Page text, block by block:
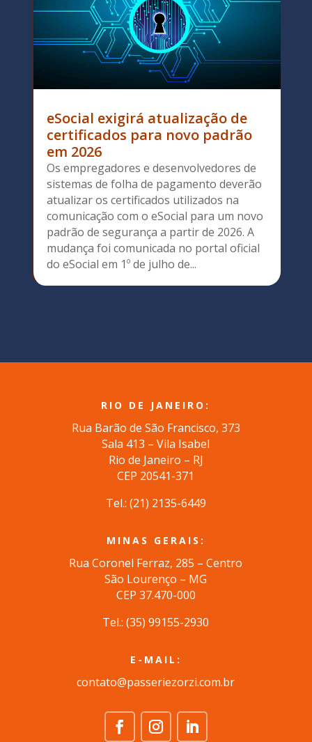
eSocial exigirá atualização de
certificados para novo padrão
em 2026
Os empregadores e desenvolvedores de
sistemas de folha de pagamento deverão
atualizar os certificados utilizados na
comunicação com o eSocial para um novo
padrão de segurança a partir de 2026. A
mudança foi comunicada no portal oficial
do eSocial em 1º de julho de...
RIO DE JANEIRO:
Rua Barão de São Francisco, 373
Sala 413 – Vila Isabel
Rio de Janeiro – RJ
CEP 20541-371
Tel.: (21) 2135-6449
MINAS GERAIS:
Rua Coronel Ferraz, 285 – Centro
São Lourenço – MG
CEP 37.470-000
Tel.: (35) 99155-2930
E-MAIL:
contato@passeriezorzi.com.br